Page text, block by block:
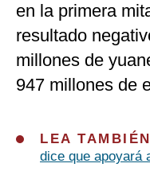
en la primera
resultado
millones de
947 millones de
LEA
dice que apoyará